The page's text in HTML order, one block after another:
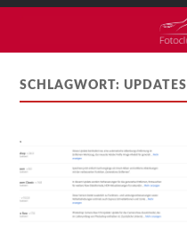
SCHLAGWORT: UPDATES